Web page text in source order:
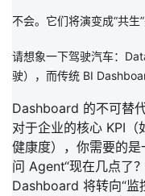
不会。它们将演变成“共生
请想象一下驾驶汽车：
驶）
，而传统 BI
Dashboard 的不可替
对于企业的核心 KPI
健康度），你需要的
问 Agent“现在几点了
Dashboard 将转向“监